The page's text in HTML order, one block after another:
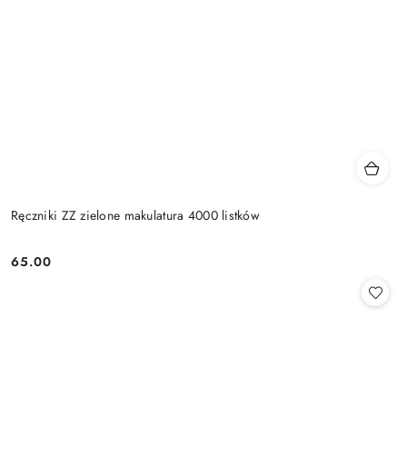
Ręczniki ZZ zielone makulatura 4000 listków
Cena:
65.00